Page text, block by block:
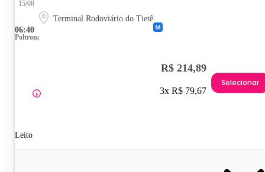
06:40
15/08
Terminal Rodoviário do Tietê
Poltrona
Leito
R$ 214,89
3x R$ 79,67
Selecionar